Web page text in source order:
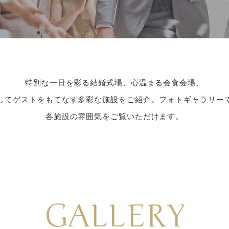
特別な一日を彩る結婚式場、心温まる会食会場、
てゲストをもてなす多彩な施設をご紹介。フォトギャラリー
各施設の雰囲気をご覧いただけます。
GALLERY